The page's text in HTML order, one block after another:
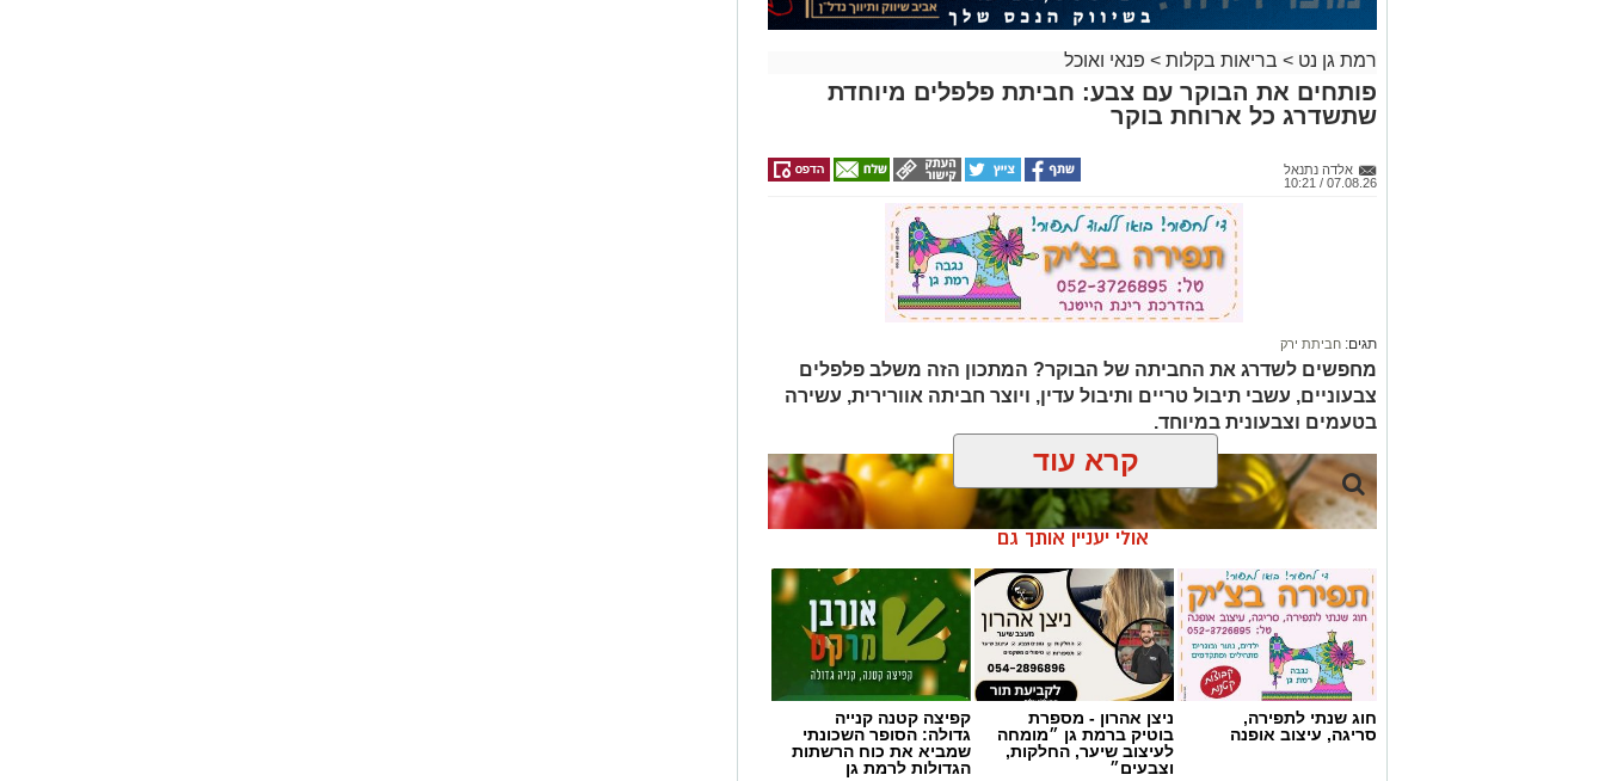
רמת גן נט > בריאות בקלות > פנאי ואוכל
פותחים את הבוקר עם צבע: חביתת פלפלים מיוחדת
שתשדרג כל ארוחת בוקר
אלדה נתנאל
07.08.26 / 10:21
תגים: חביתת ירק
מחפשים לשדרג את החביתה של הבוקר? המתכון הזה משלב פלפלים
צבעוניים, עשבי תיבול טריים ותיבול עדין, ויוצר חביתה אוורירית, עשירה
בטעמים וצבעונית במיוחד.
קרא עוד
אולי יעניין אותך גם
חוג שנתי לתפירה,
סריגה, עיצוב אופנה
ניצן אהרון - מספרת
בוטיק ברמת גן ״מומחה
לעיצוב שיער, החלקות,
וצבעים״
קפיצה קטנה קנייה
גדולה: הסופר השכונתי
שמביא את כוח הרשתות
הגדולות לרמת גן